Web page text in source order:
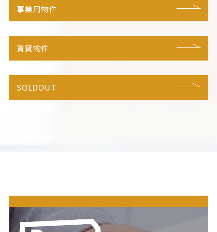
事業用物件
賃貸物件
SOLDOUT